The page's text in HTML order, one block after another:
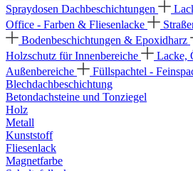
Spraydosen Dachbeschichtungen
Office - Farben & Fliesenlacke
Bodenbeschichtungen & Epoxidharz
Holzschutz für Innenbereiche
Lacke,
Außenbereiche
Füllspachtel -
Blechdachbeschichtung
Betondachsteine und Tonziegel
Holz
Metall
Kunststoff
Fliesenlack
Magnetfarbe